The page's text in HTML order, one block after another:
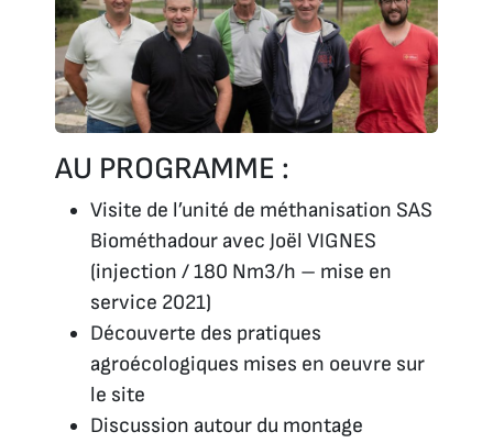
AU PROGRAMME :
Visite de l’unité de méthanisation SAS
Biométhadour avec Joël VIGNES
(injection / 180 Nm3/h – mise en
service 2021)
Découverte des pratiques
agroécologiques mises en oeuvre sur
le site
Discussion autour du montage